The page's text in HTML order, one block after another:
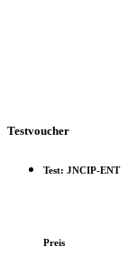
Testvoucher
Test: JNCIP-ENT
Preis